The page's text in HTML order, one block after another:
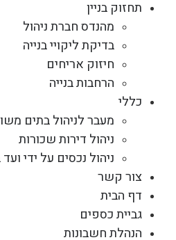
תחזוק בניין
מהנדס חברת ניהול
בדיקת ליקויי בנייה
חיזוק אריחים
הרחבות בנייה
כללי
מעבר לניהול בתים
ניהול דירות שכורות
ניהול נכסים על ידי ועד
צור קשר
דף הבית
גביית כספים
הנהלת חשבונות